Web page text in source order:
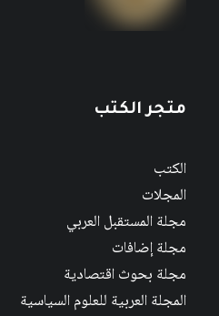
متجر الكتب
الكتب
المجلات
مجلة المستقبل العربي
مجلة إضافات
مجلة بحوث اقتصادية
المجلة العربية للعلوم السياسية